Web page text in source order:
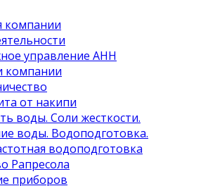
компании
управление АНН
компании
от накипи
воды. Соли жесткости.
воды. Водоподготовка.
водоподготовка
Рапресола
приборов